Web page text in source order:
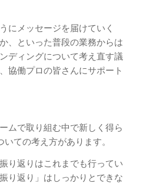
にメッセージを届けていく
、といった普段の業務からは
ディングについて考え直す議
協働プロの皆さんにサポート
ムで取り組む中で新しく得ら
ての考え方があります。
り返りはこれまでも行ってい
り返り」はしっかりとできな